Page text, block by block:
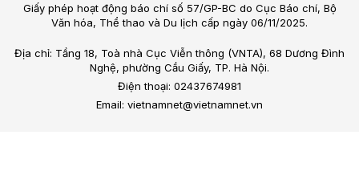
Giấy phép hoạt động báo chí số 57/GP-BC do Cục Báo chí, Bộ
Văn hóa, Thể thao và Du lịch cấp ngày 06/11/2025.
Địa chỉ: Tầng 18, Toà nhà Cục Viễn thông (VNTA), 68 Dương Đình
Nghệ, phường Cầu Giấy, TP. Hà Nội.
Điện thoại: 02437674981
Email: vietnamnet@vietnamnet.vn